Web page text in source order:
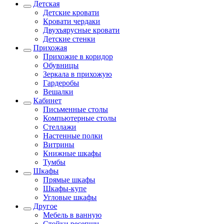
Детская
Детские кровати
Кровати чердаки
Двухъярусные кровати
Детские стенки
Прихожая
Прихожие в коридор
Обувницы
Зеркала в прихожую
Гардеробы
Вешалки
Кабинет
Письменные столы
Компьютерные столы
Стеллажи
Настенные полки
Витрины
Книжные шкафы
Тумбы
Шкафы
Прямые шкафы
Шкафы-купе
Угловые шкафы
Другое
Мебель в ванную